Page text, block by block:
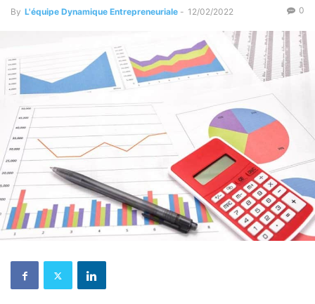
By L'équipe Dynamique Entrepreneuriale - 12/02/2022 0